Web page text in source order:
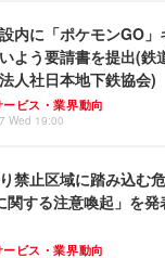
内に「ポケモンGO
よう要請書を提出(鉄
人社日本地下鉄協会)
ビス・業界動向
Wed 19:00
禁止区域に踏み込む
関する注意喚起」を
ビス・業界動向